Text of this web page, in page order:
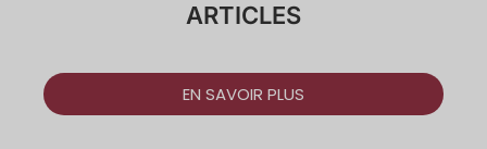
ARTICLES
EN SAVOIR PLUS